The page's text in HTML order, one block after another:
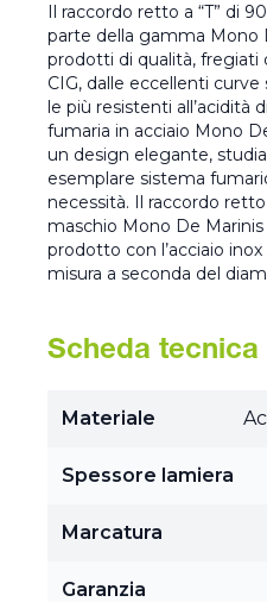
Il raccordo retto a “T” di
parte della gamma Mono
prodotti di qualità, fregiati
CIG, dalle eccellenti
le più resistenti all’acidità
fumaria in acciaio Mono
un design elegante,
esemplare sistema
necessità. Il raccordo
maschio Mono De
prodotto con l’acciaio
misura a seconda del
Scheda tecnica
Materiale
Spessore lamiera
Marcatura
Garanzia